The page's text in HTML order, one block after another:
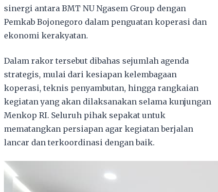
sinergi antara BMT NU Ngasem Group dengan
Pemkab Bojonegoro dalam penguatan koperasi dan
ekonomi kerakyatan.
Dalam rakor tersebut dibahas sejumlah agenda
strategis, mulai dari kesiapan kelembagaan
koperasi, teknis penyambutan, hingga rangkaian
kegiatan yang akan dilaksanakan selama kunjungan
Menkop RI. Seluruh pihak sepakat untuk
mematangkan persiapan agar kegiatan berjalan
lancar dan terkoordinasi dengan baik.